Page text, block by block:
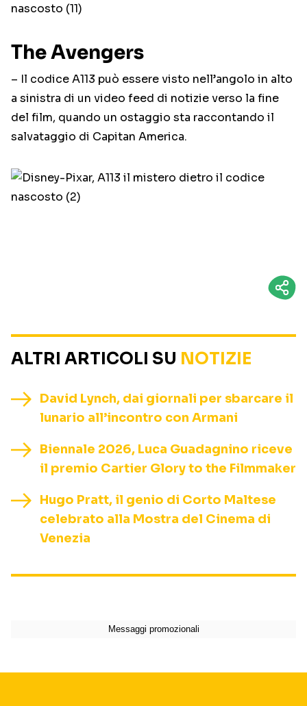
The Avengers
– Il codice A113 può essere visto nell’angolo in alto
a sinistra di un video feed di notizie verso la fine
del film, quando un ostaggio sta raccontando il
salvataggio di Capitan America.
ALTRI ARTICOLI SU NOTIZIE
David Lynch, dai giornali per sbarcare il
lunario all’incontro con Armani
Biennale 2026, Luca Guadagnino riceve
il premio Cartier Glory to the Filmmaker
Hugo Pratt, il genio di Corto Maltese
celebrato alla Mostra del Cinema di
Venezia